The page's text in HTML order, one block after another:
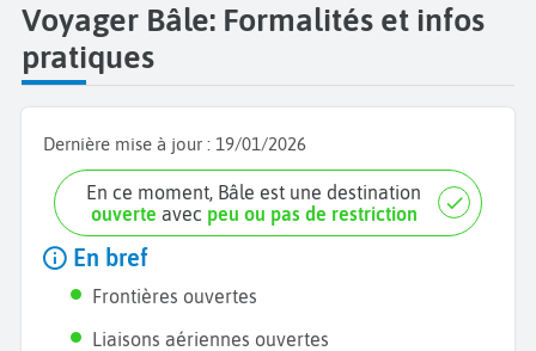
Voyager Bâle: Formalités et infos
pratiques
Dernière mise à jour : 19/01/2026
En ce moment, Bâle est une destination
ouverte avec peu ou pas de restriction
En bref
Frontières ouvertes
Liaisons aériennes ouvertes